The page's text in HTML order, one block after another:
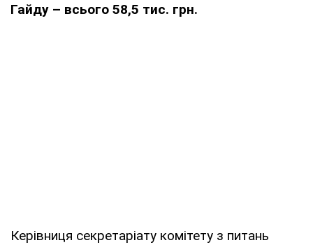
Гайду – всього 58,5 тис. грн.
Керівниця секретаріату комітету з питань